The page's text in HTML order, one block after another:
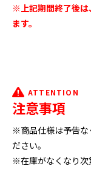
※上記期間終了後は
ます。
ATTENTION
注意事項
※商品仕様は予告な
ださい。
※在庫がなくなり次